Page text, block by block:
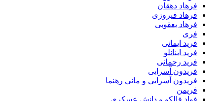
فرهاد دهقان
فرهاد فیروزی
فرهاد یعقوبی
فری
فرید ایمانی
فرید اینانلو
فرید رحمانی
فریدون آسرایی
فریدون آسرایی و مانی رهنما
فریمن
فواد فالکو و دانش عسکری